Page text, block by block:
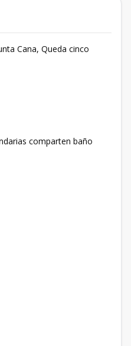
Cana, Queda cinco
comparten baño